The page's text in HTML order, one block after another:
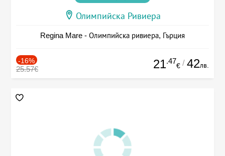
Олимпийска Ривиера
Regina Mare - Олимпийска ривиера, Гърция
-16%
25.57€ 21.47
€ / 42лв.